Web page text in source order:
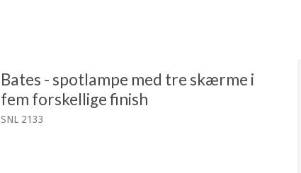
Bates - spotlampe med tre skærme i
fem forskellige finish
SNL 2133